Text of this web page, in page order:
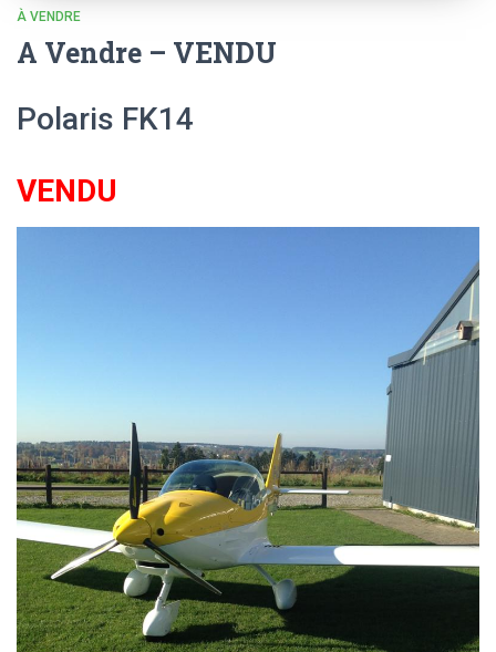
À VENDRE
A Vendre – VENDU
Polaris FK14
VENDU